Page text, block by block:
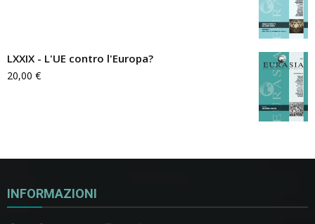
LXXIX - L'UE contro l'Europa?
20,00 €
INFORMAZIONI